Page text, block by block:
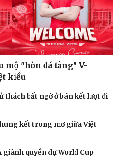
Podcast
Đọc truyện đêm khuya
mộ "hòn đá tảng" V-
kiều
thách bất ngờ ở bán kết lượt đi
kết trong mơ giữa Việt
giành quyền dự World Cup